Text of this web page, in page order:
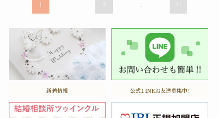
1 2 ... 21
新着情報 公式LINEお友達募集中!